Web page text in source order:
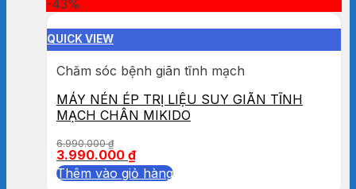
-43%
QUICK VIEW
Chăm sóc bệnh giãn tĩnh mạch
MÁY NÉN ÉP TRỊ LIỆU SUY GIÃN TĨNH
MẠCH CHÂN MIKIDO
6.990.000₫
3.990.000 ₫
Thêm vào giỏ hàng